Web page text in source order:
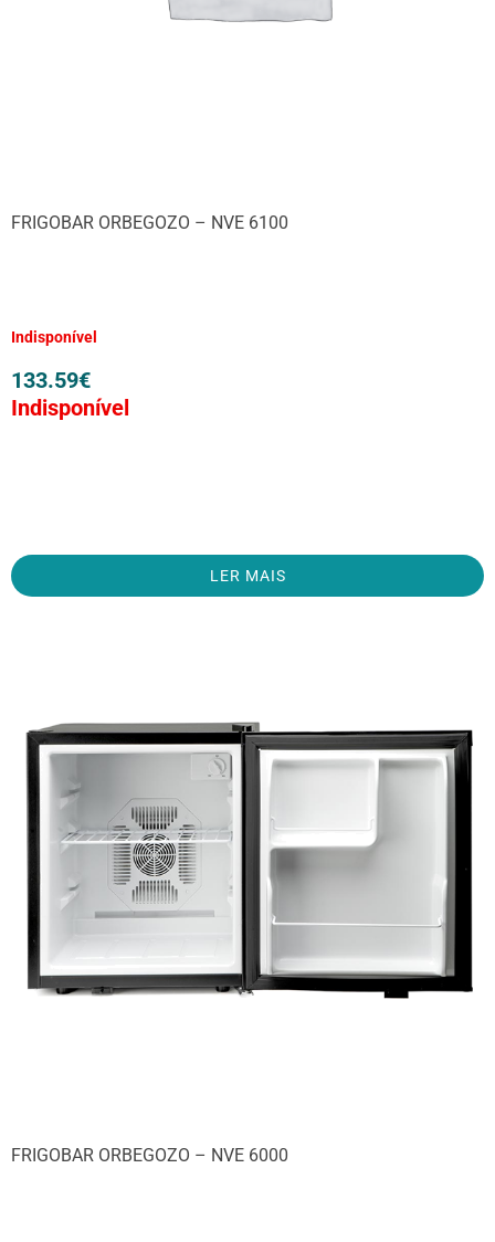
FRIGOBAR ORBEGOZO – NVE 6100
Indisponível
133.59€
Indisponível
LER MAIS
FRIGOBAR ORBEGOZO – NVE 6000